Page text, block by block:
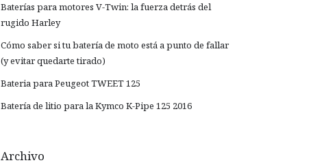
Baterías para motores V-Twin: la fuerza detrás del
rugido Harley
Cómo saber si tu batería de moto está a punto de fallar
(y evitar quedarte tirado)
Bateria para Peugeot TWEET 125
Batería de litio para la Kymco K-Pipe 125 2016
Archivo